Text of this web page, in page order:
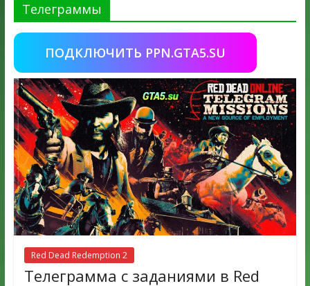
Телеграммы
ПОДКЛЮЧИТЬ PPN.GTA5.SU
Red Dead Redemption 2
Телеграмма с заданиями в Red